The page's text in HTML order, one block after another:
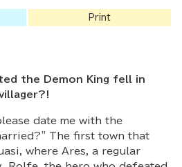
Print
the Demon King fell in
date me with the
The first town that
where Ares, a regular